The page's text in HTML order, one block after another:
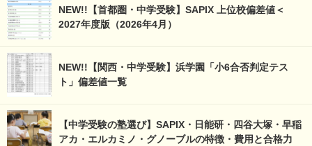
NEW!!【首都圏・中学受験】SAPIX 上位校偏差値＜
2027年度版（2026年4月）
NEW!!【関西・中学受験】浜学園「小6合否判定テス
ト」偏差値一覧
【中学受験の塾選び】SAPIX・日能研・四谷大塚・早稲
アカ・エルカミノ・グノーブルの特徴・費用と合格力